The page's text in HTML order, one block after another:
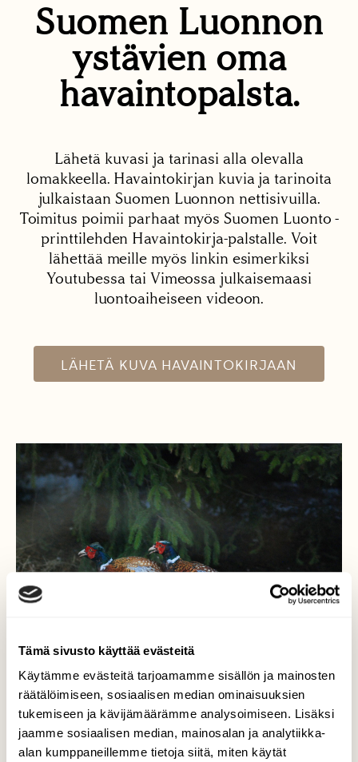
Tämä sivusto käyttää evästeitä
Käytämme evästeitä tarjoamamme sisällön ja mainosten
räätälöimiseen, sosiaalisen median ominaisuuksien
tukemiseen ja kävijämäärämme analysoimiseen. Lisäksi
jaamme sosiaalisen median, mainosalan ja analytiikka-
alan kumppaneillemme tietoja siitä, miten käytät
Suomen Luonnon
ystävien oma
havaintopalsta.
Lähetä kuvasi ja tarinasi alla olevalla
lomakkeella. Havaintokirjan kuvia ja tarinoita
julkaistaan Suomen Luonnon nettisivuilla.
Toimitus poimii parhaat myös Suomen Luonto -
printtilehden Havaintokirja-palstalle. Voit
lähettää meille myös linkin esimerkiksi
Youtubessa tai Vimeossa julkaisemaasi
luontoaiheiseen videoon.
LÄHETÄ KUVA HAVAINTOKIRJAAN
Fasaanikukot